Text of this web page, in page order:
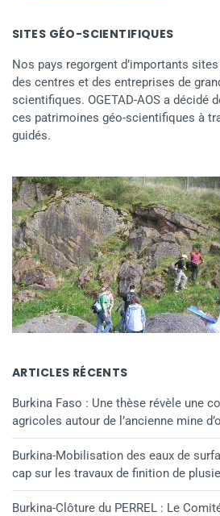
SITES GÉO-SCIENTIFIQUES
Nos pays regorgent d’importants
des centres et des entreprises de
scientifiques. OGETAD-AOS a décidé
ces patrimoines géo-scientifiques à
guidés.
ARTICLES RÉCENTS
Burkina Faso : Une thèse révèle une
agricoles autour de l’ancienne mine
Burkina-Mobilisation des eaux de
cap sur les travaux de finition de
Burkina-Clôture du PERREL : Le